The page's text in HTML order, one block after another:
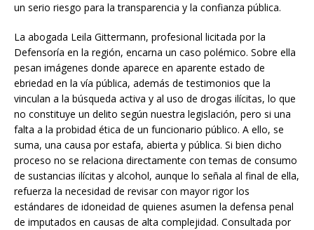
un serio riesgo para la transparencia y la confianza pública.
La abogada Leila Gittermann, profesional licitada por la
Defensoría en la región, encarna un caso polémico. Sobre ella
pesan imágenes donde aparece en aparente estado de
ebriedad en la vía pública, además de testimonios que la
vinculan a la búsqueda activa y al uso de drogas ilícitas, lo que
no constituye un delito según nuestra legislación, pero si una
falta a la probidad ética de un funcionario público. A ello, se
suma, una causa por estafa, abierta y pública. Si bien dicho
proceso no se relaciona directamente con temas de consumo
de sustancias ilícitas y alcohol, aunque lo señala al final de ella,
refuerza la necesidad de revisar con mayor rigor los
estándares de idoneidad de quienes asumen la defensa penal
de imputados en causas de alta complejidad. Consultada por